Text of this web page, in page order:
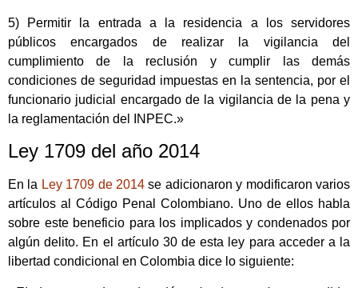
5) Permitir la entrada a la residencia a los servidores
públicos encargados de realizar la vigilancia del
cumplimiento de la reclusión y cumplir las demás
condiciones de seguridad impuestas en la sentencia, por el
funcionario judicial encargado de la vigilancia de la pena y
la reglamentación del INPEC.»
Ley 1709 del año 2014
En la Ley 1709 de 2014 se adicionaron y modificaron varios
artículos al Código Penal Colombiano. Uno de ellos habla
sobre este beneficio para los implicados y condenados por
algún delito. En el artículo 30 de esta ley para acceder a la
libertad condicional en Colombia dice lo siguiente: